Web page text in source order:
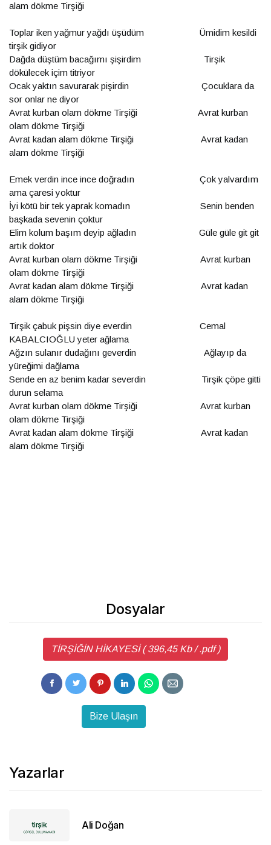
alam dökme Tirşiği
Toplar iken yağmur yağdı üşüdüm Ümidim kesildi
tirşik gidiyor
Dağda düştüm bacağımı şişirdim Tirşik
dökülecek içim titriyor
Ocak yaktın savurarak pişirdin Çocuklara da
sor onlar ne diyor
Avrat kurban olam dökme Tirşiği Avrat kurban
olam dökme Tirşiği
Avrat kadan alam dökme Tirşiği Avrat kadan
alam dökme Tirşiği
Emek verdin ince ince doğradın Çok yalvardım
ama çaresi yoktur
İyi kötü bir tek yaprak komadın Senin benden
başkada sevenin çoktur
Elim kolum başım deyip ağladın Güle güle git git
artık doktor
Avrat kurban olam dökme Tirşiği Avrat kurban
olam dökme Tirşiği
Avrat kadan alam dökme Tirşiği Avrat kadan
alam dökme Tirşiği
Tirşik çabuk pişsin diye everdin Cemal
KABALCIOĞLU yeter ağlama
Ağzın sulanır dudağını geverdin Ağlayıp da
yüreğimi dağlama
Sende en az benim kadar severdin Tirşik çöpe gitti
durun selama
Avrat kurban olam dökme Tirşiği Avrat kurban
olam dökme Tirşiği
Avrat kadan alam dökme Tirşiği Avrat kadan
alam dökme Tirşiği
Dosyalar
TİRŞİĞİN HİKAYESİ ( 396,45 Kb / .pdf )
Bize Ulaşın
Yazarlar
Ali Doğan